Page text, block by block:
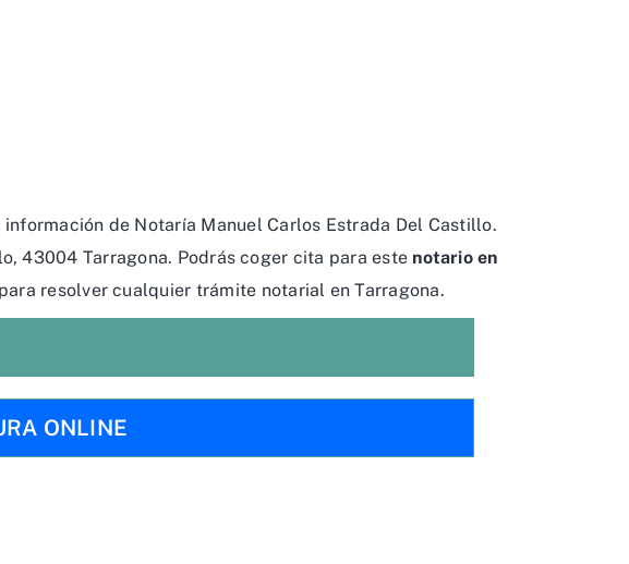
de Notaría Manuel Carlos Estrada Del Castillo.
43004 Tarragona. Podrás coger cita para este notario en
resolver cualquier trámite notarial en Tarragona.
ONLINE